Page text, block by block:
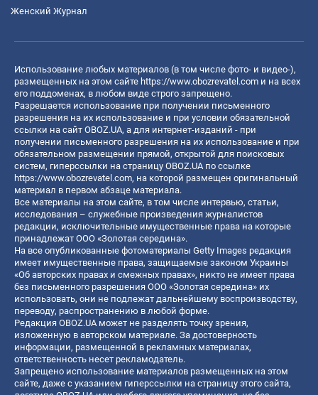
Женский Журнал
Использование любых материалов (в том числе фото- и видео-),
размещенных на этом сайте https://www.obozrevatel.com и на всех
его поддоменах, в любом виде строго запрещено.
Разрешается использование при получении письменного
разрешения на их использование и при условии обязательной
ссылки на сайт OBOZ.UA, а для интернет-изданий - при
получении письменного разрешения на их использование и при
обязательном размещении прямой, открытой для поисковых
систем, гиперссылки на страницу OBOZ.UA по ссылке
https://www.obozrevatel.com, на которой размещен оригинальный
материал в первом абзаце материала.
Все материалы на этом сайте, в том числе интервью, статьи,
исследования – служебные произведения журналистов
редакции, исключительные имущественные права на которые
принадлежат ООО «Золотая середина».
На все опубликованные фотоматериалы Getty Images редакция
имеет имущественные права, защищаемые законом Украины
«Об авторских правах и смежных правах», никто не имеет права
без письменного разрешения ООО «Золотая середина» их
использовать, они не подлежат дальнейшему воспроизводству,
переводу, распространению в любой форме.
Редакция OBOZ.UA может не разделять точку зрения,
изложенную в авторском материале. За достоверность
информации, размещенной в рекламных материалах,
ответственность несет рекламодатель.
Запрещено использование материалов размещенных на этом
сайте, даже с указанием гиперссылки на страницу этого сайта,